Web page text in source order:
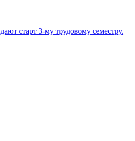
старт 3-му трудовому семестру.